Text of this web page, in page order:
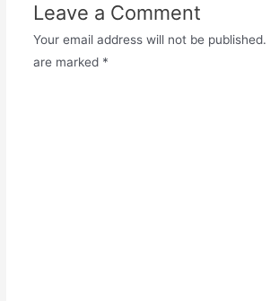
o
o
k
p
p
Leave a Comment
Your email address will not be published.
are marked *